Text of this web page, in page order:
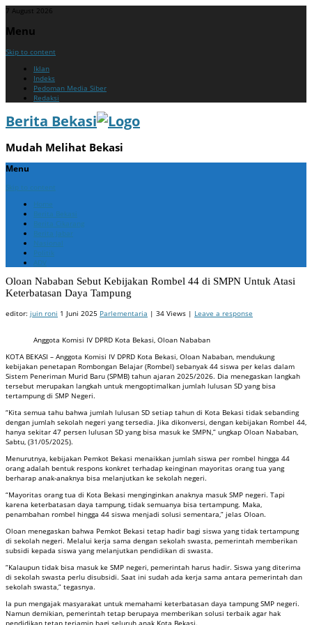
7 August 2026
Menu
Skip to content
Iklan
Indeks
Pedoman Media Siber
Redaksi
Berita Bekasi
Mudah Melihat Bekasi
Menu
Skip to content
Home
Berita Bekasi
Berita Cikarang
Berita Jabar
Nasional
Politik
ADV
Oloan Nababan Sebut Kebijakan Rombel 44 di SMPN Untuk Atasi
Keterbatasan Daya Tampung
editor: juin roni 1 Juni 2025 Parlementaria | 34 Views | Leave a response
Anggota Komisi IV DPRD Kota Bekasi, Oloan Nababan
KOTA BEKASI – Anggota Komisi IV DPRD Kota Bekasi, Oloan Nababan, mendukung
kebijakan penetapan Rombongan Belajar (Rombel) sebanyak 44 siswa per kelas dalam
Sistem Peneriman Murid Baru (SPMB) tahun ajaran 2025/2026. Dia menegaskan langkah
tersebut merupakan langkah untuk mengoptimalkan jumlah lulusan SD yang bisa
tertampung di SMP Negeri.
“Kita semua tahu bahwa jumlah lulusan SD setiap tahun di Kota Bekasi tidak sebanding
dengan jumlah sekolah negeri yang tersedia. Jika dikonversi, dengan kebijakan Rombel 44,
hanya sekitar 47 persen lulusan SD yang bisa masuk ke SMPN,” ungkap Oloan Nababan,
Sabtu, (31/05/2025).
Menurutnya, kebijakan Pemkot Bekasi menaikkan jumlah siswa per rombel hingga 44
orang adalah bentuk respons konkret terhadap keinginan mayoritas orang tua yang
berharap anak-anaknya bisa melanjutkan ke sekolah negeri.
“Mayoritas orang tua di Kota Bekasi menginginkan anaknya masuk SMP negeri. Tapi
karena keterbatasan daya tampung, tidak semuanya bisa tertampung. Maka,
penambahan rombel hingga 44 siswa menjadi solusi sementara,” jelas Oloan.
Oloan menegaskan bahwa Pemkot Bekasi tetap hadir bagi siswa yang tidak tertampung
di sekolah negeri. Melalui kerja sama dengan sekolah swasta, pemerintah memberikan
subsidi kepada siswa yang melanjutkan pendidikan di swasta.
“Kalaupun tidak bisa masuk ke SMP negeri, pemerintah harus hadir. Siswa yang diterima
di sekolah swasta perlu disubsidi. Saat ini sudah ada kerja sama antara pemerintah dan
sekolah swasta,” tegasnya.
Ia pun mengajak masyarakat untuk memahami keterbatasan daya tampung SMP negeri.
Namun demikian, pemerintah tetap berupaya memberikan solusi terbaik agar hak
pendidikan tetap terjamin bagi seluruh anak Kota Bekasi.